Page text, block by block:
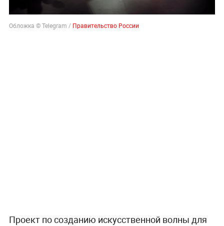
Обложка © Telegram / Правительство России
Проект по созданию искусственной волны для